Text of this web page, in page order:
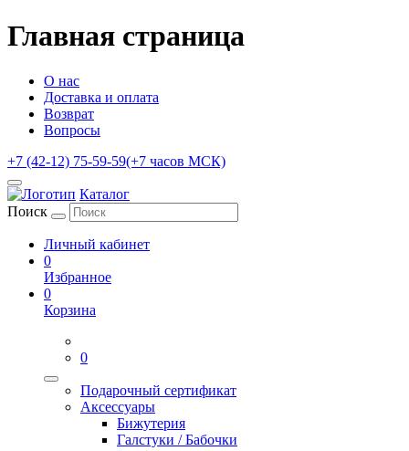
Главная страница
О нас
Доставка и оплата
Возврат
Вопросы
+7 (42-12) 75-59-59(+7 часов МСК)
Каталог
Поиск
Личный кабинет
0
Избранное
0
Корзина
0
Подарочный сертификат
Аксессуары
Бижутерия
Галстуки / Бабочки